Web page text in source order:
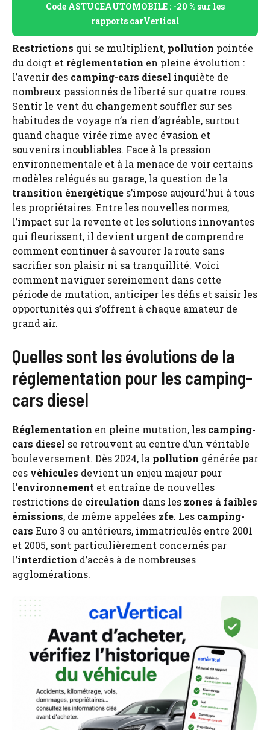
Code ASTUCEAUTOMOBILE : -20 % sur les
rapports carVertical
Restrictions qui se multiplient, pollution pointée
du doigt et réglementation en pleine évolution :
l’avenir des camping-cars diesel inquiète de
nombreux passionnés de liberté sur quatre roues.
Sentir le vent du changement souffler sur ses
habitudes de voyage n’a rien d’agréable, surtout
quand chaque virée rime avec évasion et
souvenirs inoubliables. Face à la pression
environnementale et à la menace de voir certains
modèles relégués au garage, la question de la
transition énergétique s’impose aujourd’hui à tous
les propriétaires. Entre les nouvelles normes,
l’impact sur la revente et les solutions innovantes
qui fleurissent, il devient urgent de comprendre
comment continuer à savourer la route sans
sacrifier son plaisir ni sa tranquillité. Voici
comment naviguer sereinement dans cette
période de mutation, anticiper les défis et saisir les
opportunités qui s’offrent à chaque amateur de
grand air.
Quelles sont les évolutions de la
réglementation pour les camping-
cars diesel
Réglementation en pleine mutation, les camping-
cars diesel se retrouvent au centre d’un véritable
bouleversement. Dès 2024, la pollution générée par
ces véhicules devient un enjeu majeur pour
l’environnement et entraîne de nouvelles
restrictions de circulation dans les zones à faibles
émissions, de même appelées zfe. Les camping-
cars Euro 3 ou antérieurs, immatriculés entre 2001
et 2005, sont particulièrement concernés par
l’interdiction d’accès à de nombreuses
agglomérations.